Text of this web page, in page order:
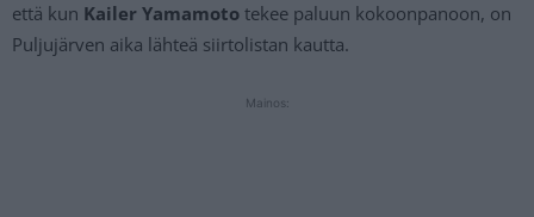
että kun Kailer Yamamoto tekee paluun kokoonpanoon, on
Puljujärven aika lähteä siirtolistan kautta.
Mainos: